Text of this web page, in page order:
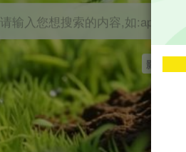
请输入您想搜索的内容,如:app源码
影视